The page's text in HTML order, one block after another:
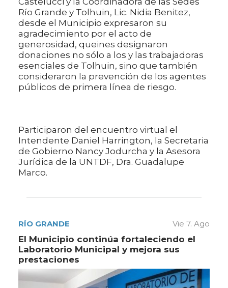
Río Grande y Tolhuin, Lic. Nidia Benitez,
desde el Municipio expresaron su
agradecimiento por el acto de
generosidad, queines designaron
donaciones no sólo a los y las trabajadoras
esenciales de Tolhuin, sino que también
consideraron la prevención de los agentes
públicos de primera línea de riesgo.
Participaron del encuentro virtual el
Intendente Daniel Harrington, la Secretaria
de Gobierno Nancy Jodurcha y la Asesora
Jurídica de la UNTDF, Dra. Guadalupe
Marco.
RÍO GRANDE Vie 7. Ago
El Municipio continúa fortaleciendo el
Laboratorio Municipal y mejora sus
prestaciones